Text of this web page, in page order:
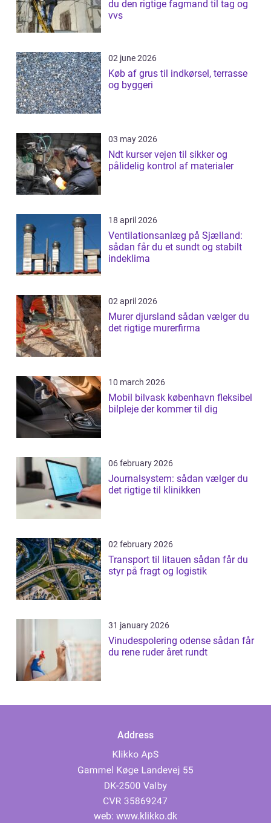
du den rigtige fagmand til tag og
vvs
02 june 2026
Køb af grus til indkørsel, terrasse
og byggeri
03 may 2026
Ndt kurser vejen til sikker og
pålidelig kontrol af materialer
18 april 2026
Ventilationsanlæg på Sjælland:
sådan får du et sundt og stabilt
indeklima
02 april 2026
Murer djursland sådan vælger du
det rigtige murerfirma
10 march 2026
Mobil bilvask københavn fleksibel
bilpleje der kommer til dig
06 february 2026
Journalsystem: sådan vælger du
det rigtige til klinikken
02 february 2026
Transport til litauen sådan får du
styr på fragt og logistik
31 january 2026
Vinudespolering odense sådan får
du rene ruder året rundt
Address
web: www.klikko.dk